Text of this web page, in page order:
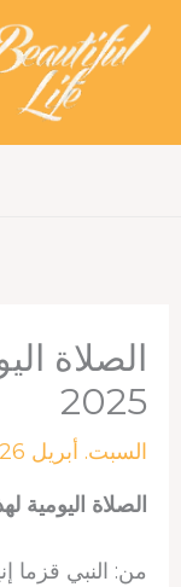
2025
السبت. أبريل 26, 2025
الصلاة اليومية
من: النبي قزما